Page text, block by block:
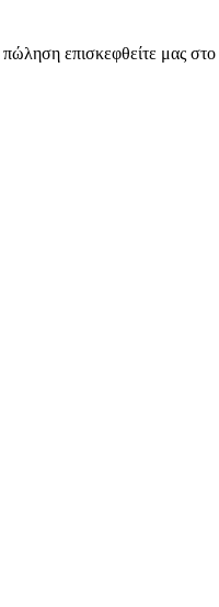
επισκεφθείτε μας στο